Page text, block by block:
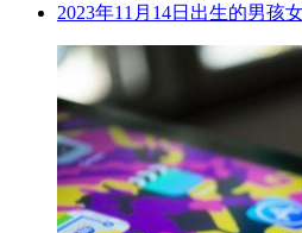
2023年11月14日出生的男孩